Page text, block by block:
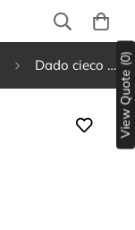
Dado cieco alto - UNI 5721, DIN 1587 Zincato bianco Classe 8 View Quote (0)